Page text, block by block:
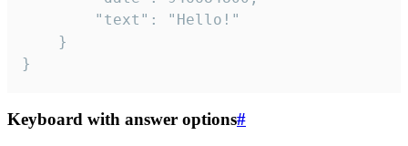
}
Keyboard with answer options#